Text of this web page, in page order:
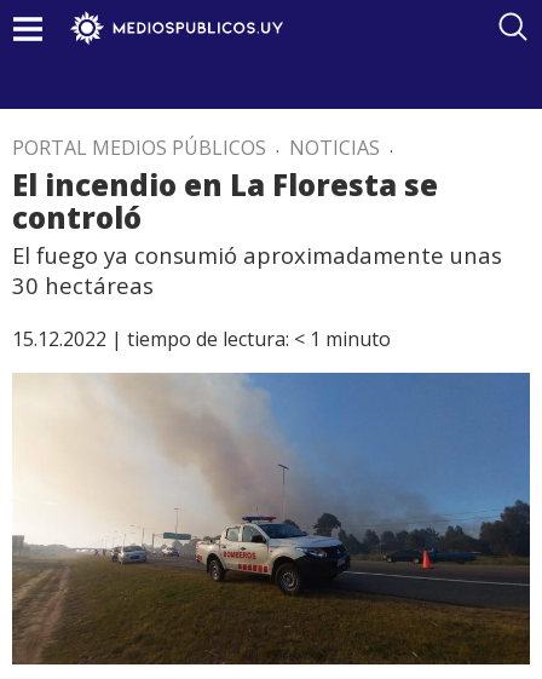
PORTAL MEDIOS PÚBLICOS . NOTICIAS .
El incendio en La Floresta se
controló
El fuego ya consumió aproximadamente unas
30 hectáreas
15.12.2022 | tiempo de lectura: < 1 minuto